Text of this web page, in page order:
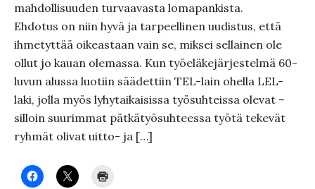
mahdollisuuden turvaavasta lomapankista.
Ehdotus on niin hyvä ja tarpeellinen uudistus, että
ihmetyttää oikeastaan vain se, miksei sellainen ole
ollut jo kauan olemassa. Kun työeläkejärjestelmä 60-
luvun alussa luotiin säädettiin TEL-lain ohella LEL-
laki, jolla myös lyhytaikaisissa työsuhteissa olevat –
silloin suurimmat pätkätyösuhteessa työtä tekevät
ryhmät olivat uitto- ja […]